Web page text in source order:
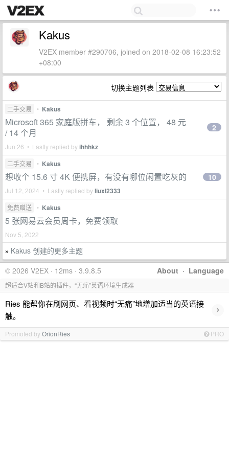
Kakus
V2EX member #290706, joined on 2018-02-08 16:23:52
+08:00
切换主题列表
二手交易 • Kakus
Microsoft 365 家庭版拼车， 剩余 3 个位置， 48 元
/ 14 个月
Jun 26 • Lastly replied byihhhkz
2
二手交易 • Kakus
想收个 15.6 寸 4K 便携屏，有没有哪位闲置吃灰的
Jul 12, 2024 • Lastly replied byliuxl2333
10
免费赠送 • Kakus
5 张网易云会员周卡，免费领取
Nov 5, 2022
» Kakus 创建的更多主题
About · Language
© 2026 V2EX · 12ms · 3.9.8.5
超适合V站和B站的插件，“无痛”英语环境生成器
Ries 能帮你在刷网页、看视频时“无痛”地增加适当的英语接
触。
›
Promoted byOrionRies PRO